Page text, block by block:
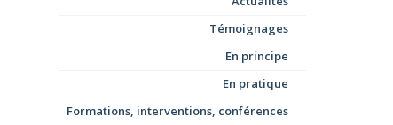
Témoignages
En principe
En pratique
Formations, interventions, conférences